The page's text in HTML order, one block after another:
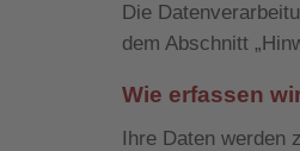
Die
dem Abschnitt
Wie erfassen
Ihre Daten werden